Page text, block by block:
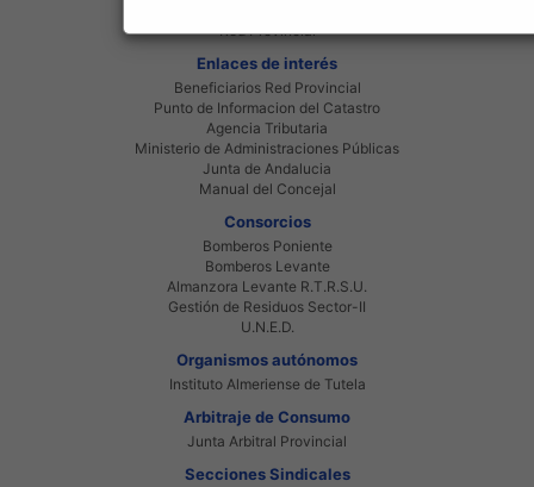
Red Provincial
Enlaces de interés
Beneficiarios Red Provincial
Punto de Informacion del Catastro
Agencia Tributaria
Ministerio de Administraciones Públicas
Junta de Andalucia
Manual del Concejal
Consorcios
Bomberos Poniente
Bomberos Levante
Almanzora Levante R.T.R.S.U.
Gestión de Residuos Sector-II
U.N.E.D.
Organismos autónomos
Instituto Almeriense de Tutela
Arbitraje de Consumo
Junta Arbitral Provincial
Secciones Sindicales